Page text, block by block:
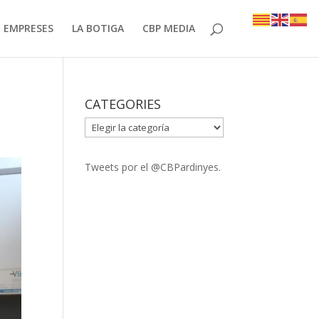
EMPRESES LA BOTIGA CBP MEDIA
CATEGORIES
CATEGORIES
Tweets por el @CBPardinyes.